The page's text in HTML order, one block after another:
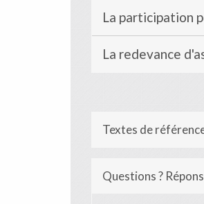
La participation
La redevance
Textes de
Questions ?